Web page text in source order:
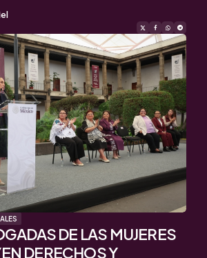
DE LAS MUJERES
DERECHOS Y